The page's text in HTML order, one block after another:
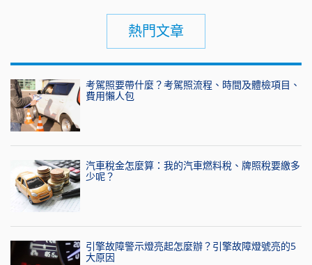
熱門文章
考駕照要帶什麼？考駕照流程、時間及體檢項目、
費用懶人包
汽車稅金怎麼算：我的汽車燃料稅、牌照稅要繳多
少呢？
引擎故障警示燈亮起怎麼辦？引擎故障燈號亮的5
大原因